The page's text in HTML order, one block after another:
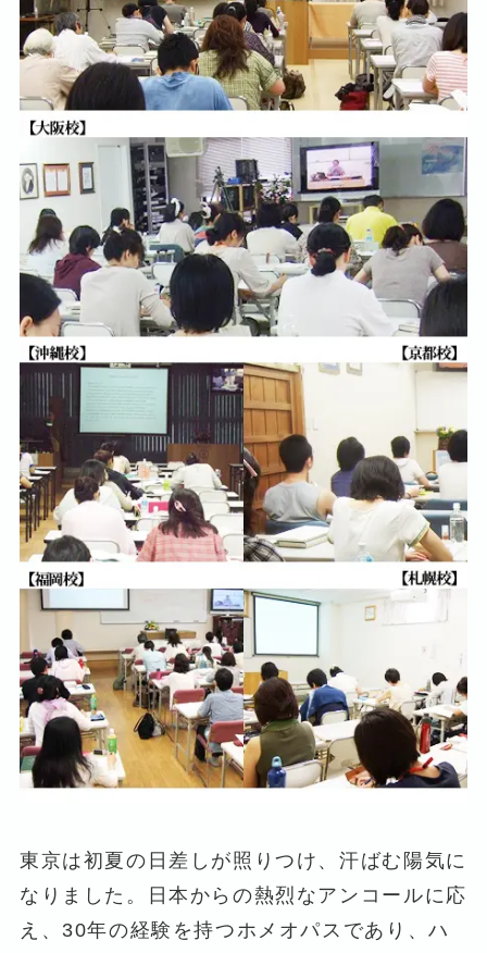
東京は初夏の日差しが照りつけ、汗ばむ陽気に
なりました。日本からの熱烈なアンコールに応
え、30年の経験を持つホメオパスであり、ハ